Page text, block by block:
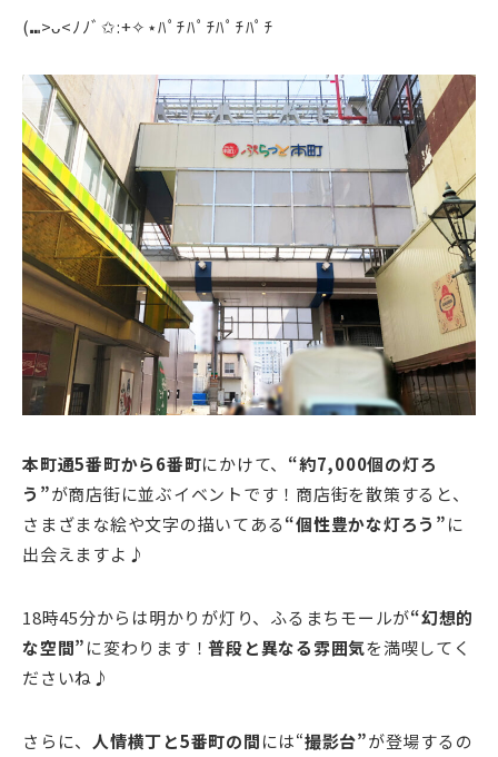
(⑉>ᴗ<ﾉﾉﾞ✩:+✧︎⋆ﾊﾟﾁﾊﾟﾁﾊﾟﾁﾊﾟﾁ
本町通5番町から6番町にかけて、 “約7,000個の灯ろ
う”が商店街に並ぶイベントです！商店街を散策すると、
さまざまな絵や文字の描いてある“個性豊かな灯ろう”に
出会えますよ♪
18時45分からは明かりが灯り、ふるまちモールが“幻想的
な空間”に変わります！普段と異なる雰囲気を満喫してく
ださいね♪
さらに、 人情横丁と5番町の間には“撮影台”が登場するの